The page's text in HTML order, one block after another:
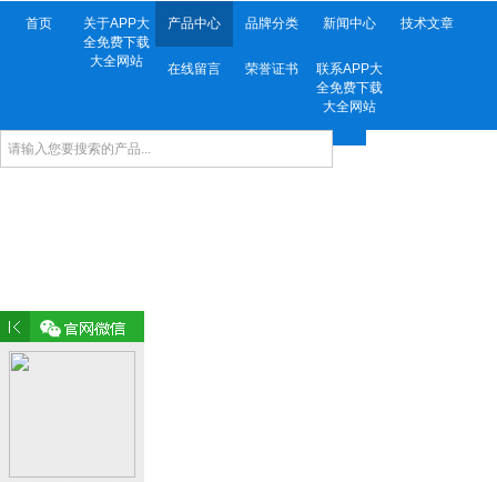
首页
关于APP大
全免费下载
大全网站
产品中心 品牌分类 新闻中心 技术文章
在线留言 荣誉证书
联系APP大
全免费下载
大全网站